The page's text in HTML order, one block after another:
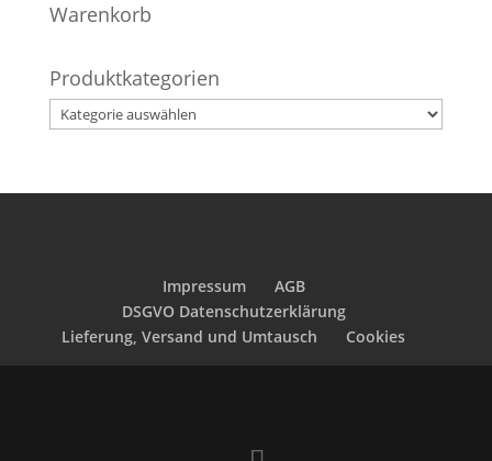
Warenkorb
Produktkategorien
Impressum
AGB
DSGVO Datenschutzerklärung
Lieferung, Versand und Umtausch
Cookies